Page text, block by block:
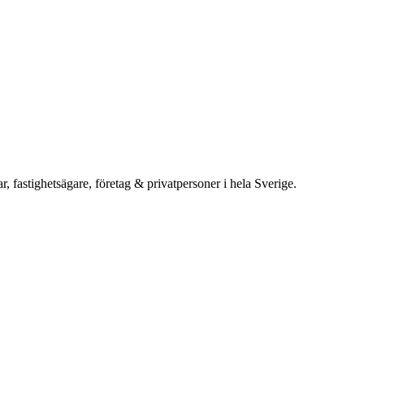
fastighetsägare, företag & privatpersoner i hela Sverige.